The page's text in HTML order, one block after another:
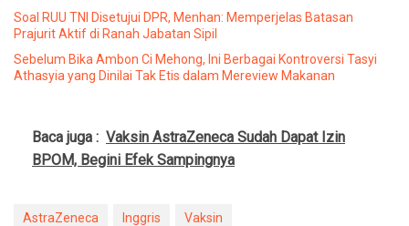
Soal RUU TNI Disetujui DPR, Menhan: Memperjelas Batasan
Prajurit Aktif di Ranah Jabatan Sipil
Sebelum Bika Ambon Ci Mehong, Ini Berbagai Kontroversi Tasyi
Athasyia yang Dinilai Tak Etis dalam Mereview Makanan
Baca juga : Vaksin AstraZeneca Sudah Dapat Izin
BPOM, Begini Efek Sampingnya
AstraZeneca Inggris Vaksin